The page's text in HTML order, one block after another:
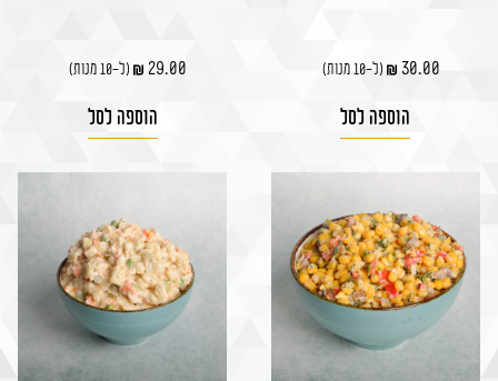
30.00 (ל-10 מנות)
הוספה לסל
29.00 (ל-10 מנות)
הוספה לסל